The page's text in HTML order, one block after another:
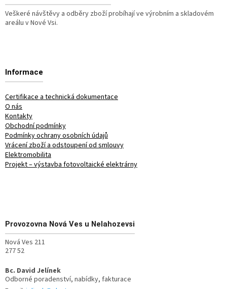
Veškeré návštěvy a odběry zboží probíhají ve výrobním a skladovém
areálu v Nové Vsi.
Informace
Certifikace a technická dokumentace
O nás
Kontakty
Obchodní podmínky
Podmínky ochrany osobních údajů
Vrácení zboží a odstoupení od smlouvy
Elektromobilita
Projekt – výstavba fotovoltaické elektrárny
Provozovna Nová Ves u Nelahozevsi
Nová Ves 211
277 52
Bc. David Jelínek
Odborné poradenství, nabídky, fakturace